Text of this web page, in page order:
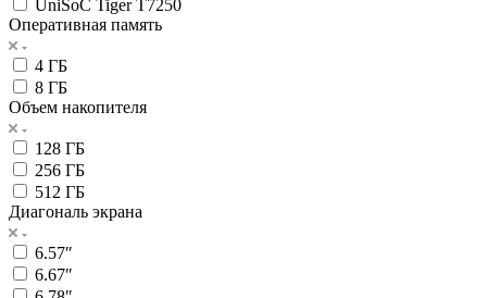
UniSoC Tiger T7250
Оперативная память
4 ГБ
8 ГБ
Объем накопителя
128 ГБ
256 ГБ
512 ГБ
Диагональ экрана
6.57″
6.67″